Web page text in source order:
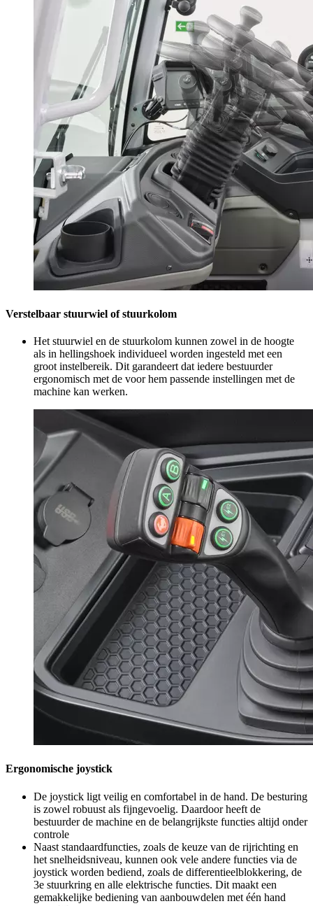
Verstelbaar stuurwiel of stuurkolom
Het stuurwiel en de stuurkolom kunnen zowel in de hoogte
als in hellingshoek individueel worden ingesteld met een
groot instelbereik. Dit garandeert dat iedere bestuurder
ergonomisch met de voor hem passende instellingen met de
machine kan werken.
Ergonomische joystick
De joystick ligt veilig en comfortabel in de hand. De besturing
is zowel robuust als fijngevoelig. Daardoor heeft de
bestuurder de machine en de belangrijkste functies altijd onder
controle
Naast standaardfuncties, zoals de keuze van de rijrichting en
het snelheidsniveau, kunnen ook vele andere functies via de
joystick worden bediend, zoals de differentieelblokkering, de
3e stuurkring en alle elektrische functies. Dit maakt een
gemakkelijke bediening van aanbouwdelen met één hand